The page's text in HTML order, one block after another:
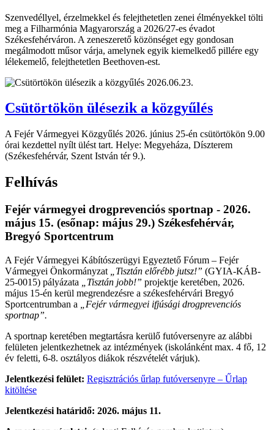
Szenvedéllyel, érzelmekkel és felejthetetlen zenei élményekkel tölti
meg a Filharmónia Magyarország a 2026/27-es évadot
Székesfehérváron. A zeneszerető közönséget egy gondosan
megálmodott műsor várja, amelynek egyik kiemelkedő pillére egy
lélekemelő, felejthetetlen Beethoven-est.
2026.06.23.
Csütörtökön ülésezik a közgyűlés
A Fejér Vármegyei Közgyűlés 2026. június 25-én csütörtökön 9.00
órai kezdettel nyílt ülést tart. Helye: Megyeháza, Díszterem
(Székesfehérvár, Szent István tér 9.).
Felhívás
Fejér vármegyei drogprevenciós sportnap - 2026.
május 15. (esőnap: május 29.) Székesfehérvár,
Bregyó Sportcentrum
A Fejér Vármegyei Kábítószerügyi Egyeztető Fórum – Fejér
Vármegyei Önkormányzat
„Tisztán előrébb jutsz!” (GYIA-KÁB-
25-0015) pályázata
„Tisztán jobb!” projektje keretében, 2026.
május 15-én kerül megrendezésre a székesfehérvári Bregyó
Sportcentrumban a
„Fejér vármegyei ifjúsági drogprevenciós
sportnap”.
A sportnap keretében megtartásra kerülő futóversenyre az alábbi
felületen jelentkezhetnek az intézmények (iskolánként max. 4 fő, 12
év feletti, 6-8. osztályos diákok részvételét várjuk).
Jelentkezési felület: Regisztrációs űrlap futóversenyre – Űrlap
kitöltése
Jelentkezési határidő: 2026. május 11.